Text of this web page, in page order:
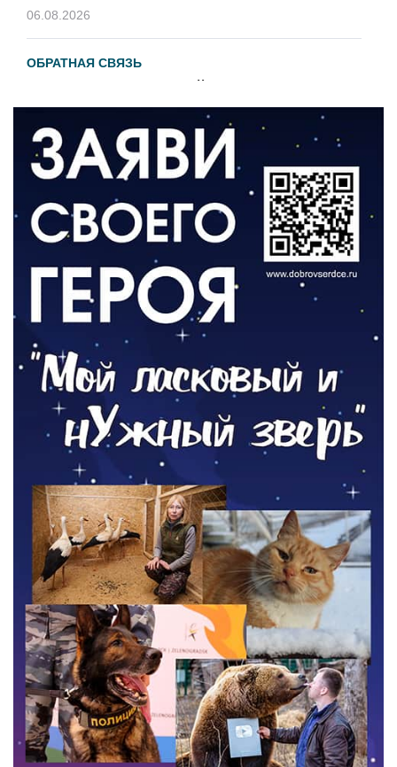
06.08.2026
ОБРАТНАЯ СВЯЗЬ
Администрация онлайн
ВЛАСТЬ
День памяти и «Симфония народов»
06.08.2026
Новый настил на экотропе
05.08.2026